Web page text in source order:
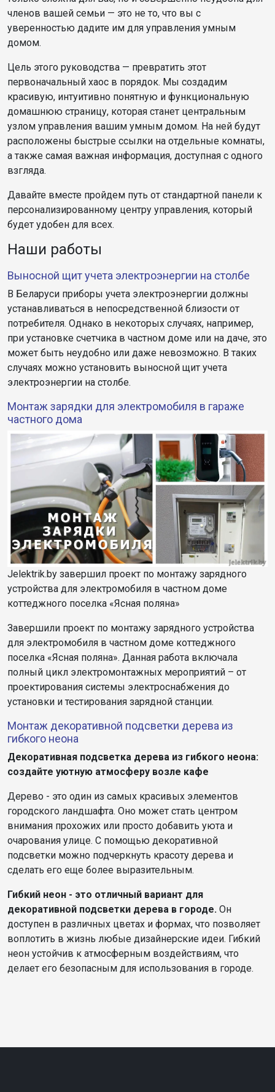
членов вашей семьи — это не то, что вы с
уверенностью дадите им для управления умным
домом.
Цель этого руководства — превратить этот
первоначальный хаос в порядок. Мы создадим
красивую, интуитивно понятную и функциональную
домашнюю страницу, которая станет центральным
узлом управления вашим умным домом. На ней будут
расположены быстрые ссылки на отдельные комнаты,
а также самая важная информация, доступная с одного
взгляда.
Давайте вместе пройдем путь от стандартной панели к
персонализированному центру управления, который
будет удобен для всех.
Наши работы
Выносной щит учета электроэнергии на столбе
В Беларуси приборы учета электроэнергии должны
устанавливаться в непосредственной близости от
потребителя. Однако в некоторых случаях, например,
при установке счетчика в частном доме или на даче, это
может быть неудобно или даже невозможно. В таких
случаях можно установить выносной щит учета
электроэнергии на столбе.
Монтаж зарядки для электромобиля в гараже
частного дома
Jelektrik.by завершил проект по монтажу зарядного
устройства для электромобиля в частном доме
коттеджного поселка «Ясная поляна»
Завершили проект по монтажу зарядного устройства
для электромобиля в частном доме коттеджного
поселка «Ясная поляна». Данная работа включала
полный цикл электромонтажных мероприятий – от
проектирования системы электроснабжения до
установки и тестирования зарядной станции.
Монтаж декоративной подсветки дерева из
гибкого неона
Декоративная подсветка дерева из гибкого неона:
создайте уютную атмосферу возле кафе
Дерево - это один из самых красивых элементов
городского ландшафта. Оно может стать центром
внимания прохожих или просто добавить уюта и
очарования улице. С помощью декоративной
подсветки можно подчеркнуть красоту дерева и
сделать его еще более выразительным.
Гибкий неон - это отличный вариант для
декоративной подсветки дерева в городе. Он
доступен в различных цветах и формах, что позволяет
воплотить в жизнь любые дизайнерские идеи. Гибкий
неон устойчив к атмосферным воздействиям, что
делает его безопасным для использования в городе.